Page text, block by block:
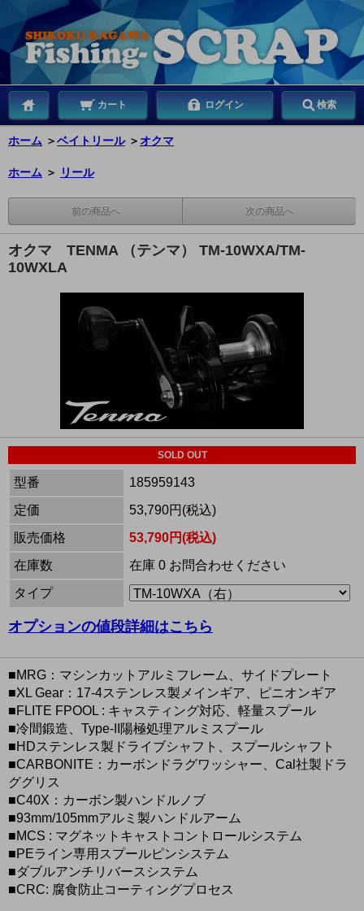
カート ログイン 検索
ホーム ＞ベイトリール ＞ オクマ
ホーム ＞ リール
前の商品へ 次の商品へ
オクマ TENMA （テンマ） TM-10WXA/TM-
10WXLA
SOLD OUT
型番
185959143
定価
53,790円(税込)
販売価格
53,790円(税込)
在庫数
在庫 0 お問合わせください
タイプ
オプションの値段詳細はこちら
■MRG：マシンカットアルミフレーム、サイドプレート
■XL Gear：17-4ステンレス製メインギア、ピニオンギア
■FLITE FPOOL : キャスティング対応、軽量スプール
■冷間鍛造、Type-II陽極処理アルミスプール
■HDステンレス製ドライブシャフト、スプールシャフト
■CARBONITE：カーボンドラグワッシャー、Cal社製ドラ
ググリス
■C40X：カーボン製ハンドルノブ
■93mm/105mmアルミ製ハンドルアーム
■MCS : マグネットキャストコントロールシステム
■PEライン専用スプールピンシステム
■ダブルアンチリバースシステム
■CRC: 腐食防止コーティングプロセス